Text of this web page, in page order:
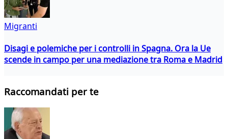
Migranti
Disagi e polemiche per i controlli in Spagna. Ora la Ue
scende in campo per una mediazione tra Roma e Madrid
Raccomandati per te